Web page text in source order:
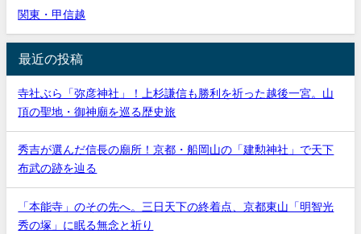
関東・甲信越
最近の投稿
寺社ぶら「弥彦神社」！上杉謙信も勝利を祈った越後一宮。山
頂の聖地・御神廟を巡る歴史旅
秀吉が選んだ信長の廟所！京都・船岡山の「建勲神社」で天下
布武の跡を辿る
「本能寺」のその先へ。三日天下の終着点、京都東山「明智光
秀の塚」に眠る無念と祈り